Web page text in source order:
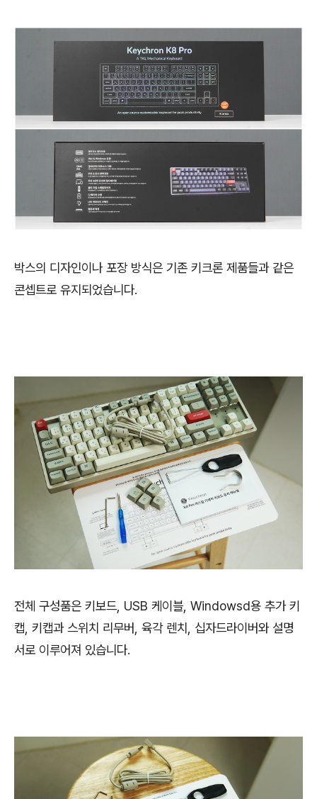
박스의 디자인이나 포장 방식은 기존 키크론 제품들과 같은
콘셉트로 유지되었습니다.
전체 구성품은 키보드, USB 케이블, Windowsd용 추가 키
캡, 키캡과 스위치 리무버, 육각 렌치, 십자드라이버와 설명
서로 이루어져 있습니다.